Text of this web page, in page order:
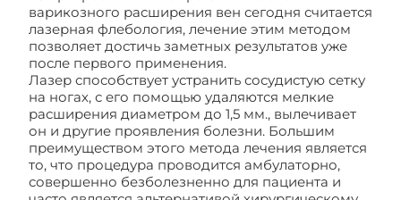
варикозного расширения вен сегодня считается
лазерная флебология, лечение этим методом
позволяет достичь заметных результатов уже
после первого применения.
Лазер способствует устранить сосудистую сетку
на ногах, с его помощью удаляются мелкие
расширения диаметром до 1,5 мм., вылечивает
он и другие проявления болезни. Большим
преимуществом этого метода лечения является
то, что процедура проводится амбулаторно,
совершенно безболезненно для пациента и